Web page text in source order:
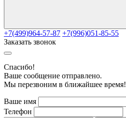
+7(499)964-57-87 +7(996)051-85-55
Заказать звонок
Cпасибо!
Ваше сообщение отправлено.
Мы перезвоним в ближайшее время!
Ваше имя
Телефон